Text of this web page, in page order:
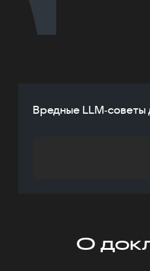
Вредные LLM‑советы
О